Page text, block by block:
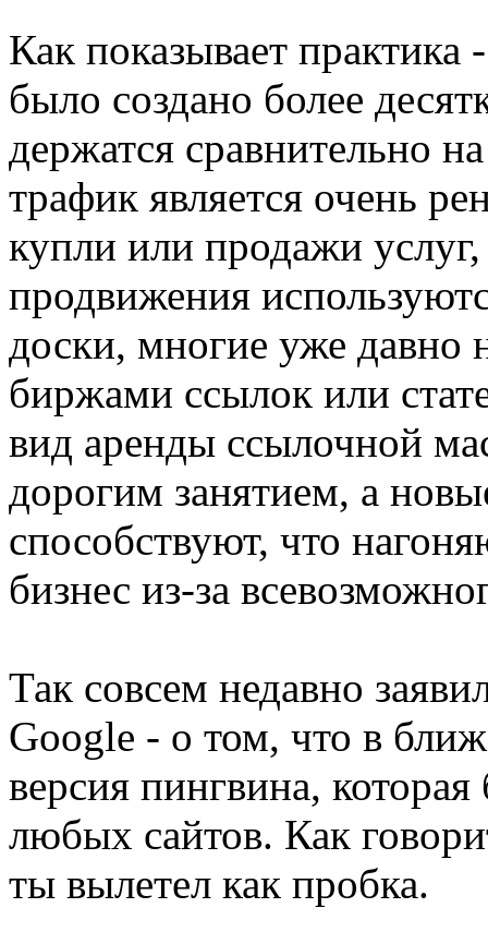
Как показывает практика
было создано более
держатся сравнительно
трафик является очень
купли или продажи
продвижения
доски, многие уже давно
биржами ссылок или
вид аренды ссылочной
дорогим занятием, а
способствуют, что
бизнес из-за
Так совсем недавно
Google - о том, что в
версия пингвина,
любых сайтов. Как
ты вылетел как пробка.